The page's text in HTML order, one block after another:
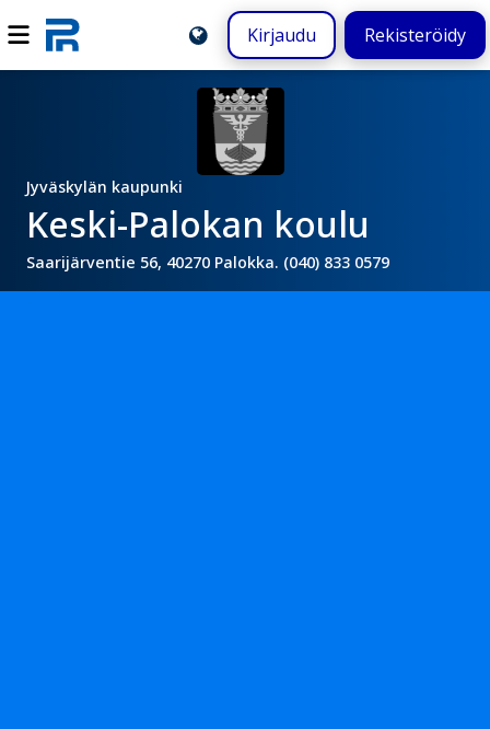
Kirjaudu Rekisteröidy
Jyväskylän kaupunki
Keski-Palokan koulu
Saarijärventie 56, 40270 Palokka. (040) 833 0579